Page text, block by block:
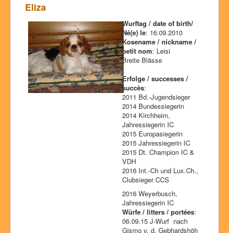
Eliza
Wurftag / date of birth/
Né(e) le: 16.09.2010
Kosename / nickname /
petit nom: Leisi
Breite Blässe
Erfolge / successes /
succès:
2011 Bd.-Jugendsieger
2014 Bundessiegerin
2014 Kirchheim,
Jahressiegerin IC
2015 Europasiegerin
2015 Jahressiegerin IC
2015 Dt. Champion IC &
VDH
2016 Int.-Ch und Lux.Ch.,
Clubsieger CCS
2016 Weyerbusch,
Jahressiegerin IC
Würfe / litters / portées:
06.09.15 J-Wurf nach
Gismo v. d. Gebhardshöh